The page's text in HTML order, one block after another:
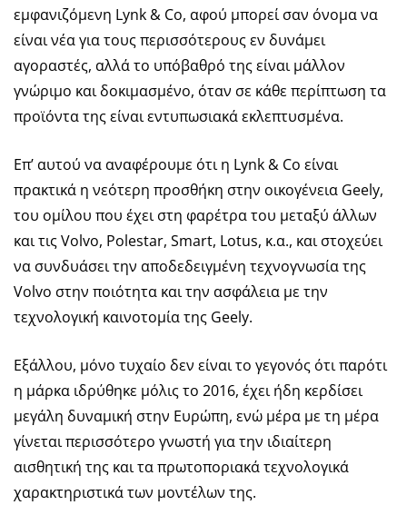
εμφανιζόμενη Lynk & Co, αφού μπορεί σαν όνομα να
είναι νέα για τους περισσότερους εν δυνάμει
αγοραστές, αλλά το υπόβαθρό της είναι μάλλον
γνώριμο και δοκιμασμένο, όταν σε κάθε περίπτωση τα
προϊόντα της είναι εντυπωσιακά εκλεπτυσμένα.
Επ’ αυτού να αναφέρουμε ότι η Lynk & Co είναι
πρακτικά η νεότερη προσθήκη στην οικογένεια Geely,
του ομίλου που έχει στη φαρέτρα του μεταξύ άλλων
και τις Volvo, Polestar, Smart, Lotus, κ.α., και στοχεύει
να συνδυάσει την αποδεδειγμένη τεχνογνωσία της
Volvo στην ποιότητα και την ασφάλεια με την
τεχνολογική καινοτομία της Geely.
Εξάλλου, μόνο τυχαίο δεν είναι το γεγονός ότι παρότι
η μάρκα ιδρύθηκε μόλις το 2016, έχει ήδη κερδίσει
μεγάλη δυναμική στην Ευρώπη, ενώ μέρα με τη μέρα
γίνεται περισσότερο γνωστή για την ιδιαίτερη
αισθητική της και τα πρωτοποριακά τεχνολογικά
χαρακτηριστικά των μοντέλων της.